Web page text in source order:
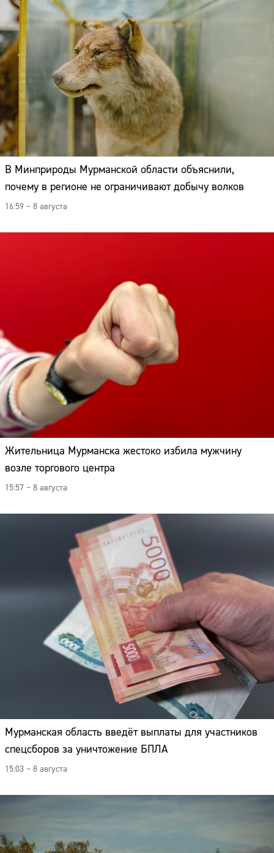
В Минприроды Мурманской области объяснили,
почему в регионе не ограничивают добычу волков
16:59 – 8 августа
Жительница Мурманска жестоко избила мужчину
возле торгового центра
15:57 – 8 августа
Мурманская область введёт выплаты для участников
спецсборов за уничтожение БПЛА
15:03 – 8 августа